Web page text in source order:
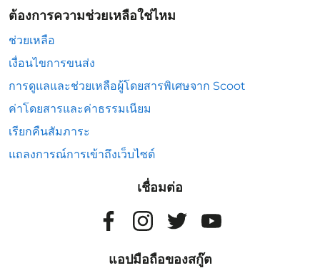
ต้องการความช่วยเหลือใช่ไหม
ช่วยเหลือ
เงื่อนไขการขนส่ง
การดูแลและช่วยเหลือผู้โดยสารพิเศษจาก Scoot
ค่าโดยสารและค่าธรรมเนียม
เรียกคืนสัมภาระ
แถลงการณ์การเข้าถึงเว็บไซต์
เชื่อมต่อ
แอปมือถือของสกู๊ต